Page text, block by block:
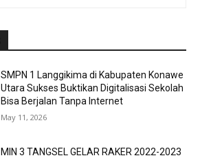
SMPN 1 Langgikima di Kabupaten Konawe
Utara Sukses Buktikan Digitalisasi Sekolah
Bisa Berjalan Tanpa Internet
May 11, 2026
MIN 3 TANGSEL GELAR RAKER 2022-2023